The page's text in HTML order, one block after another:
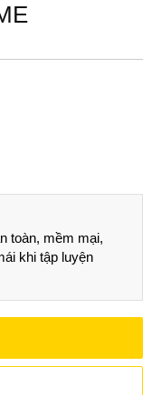
toàn, mềm mại,
khi tập luyện